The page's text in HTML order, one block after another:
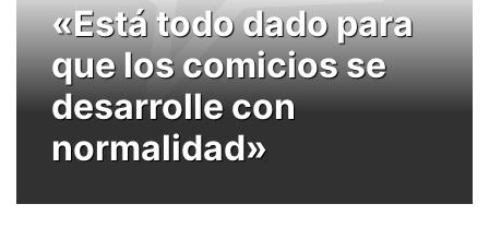
«Está todo dado para
que los comicios se
desarrolle con
normalidad»